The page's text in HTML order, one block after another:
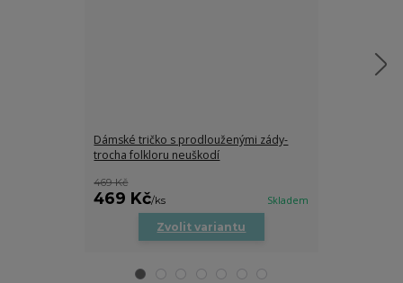
Dámské tričko s prodlouženými zády-
trocha folkloru neuškodí
469 Kč
469 Kč/ks Skladem
Zvolit variantu